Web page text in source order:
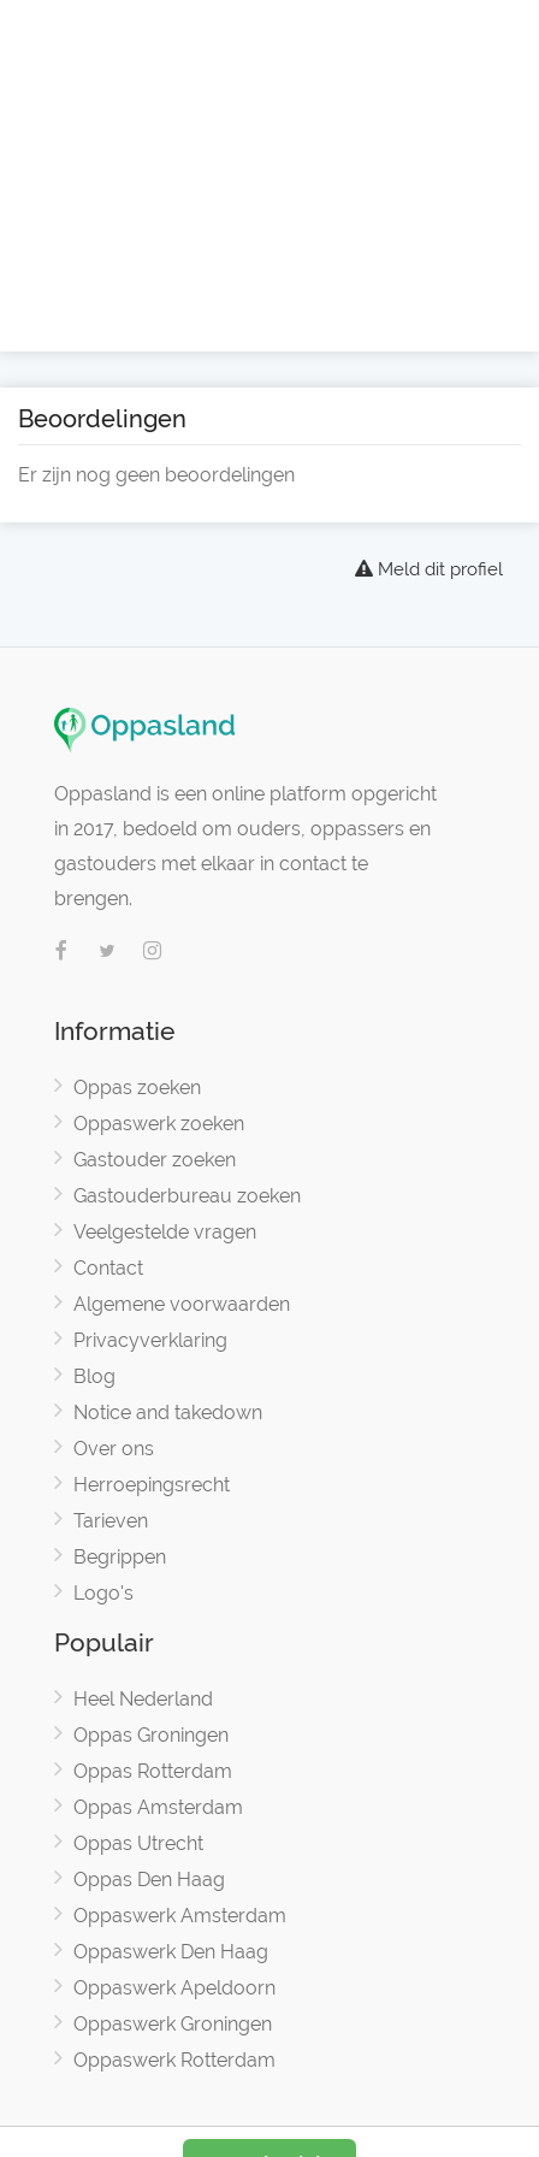
Beoordelingen
Er zijn nog geen beoordelingen
Meld dit profiel
Oppasland is een online platform opgericht
in 2017, bedoeld om ouders, oppassers en
gastouders met elkaar in contact te
brengen.
Informatie
Oppas zoeken
Oppaswerk zoeken
Gastouder zoeken
Gastouderbureau zoeken
Veelgestelde vragen
Contact
Algemene voorwaarden
Privacyverklaring
Blog
Notice and takedown
Over ons
Herroepingsrecht
Tarieven
Begrippen
Logo's
Populair
Heel Nederland
Oppas Groningen
Oppas Rotterdam
Oppas Amsterdam
Oppas Utrecht
Oppas Den Haag
Oppaswerk Amsterdam
Oppaswerk Den Haag
Oppaswerk Apeldoorn
Oppaswerk Groningen
Oppaswerk Rotterdam